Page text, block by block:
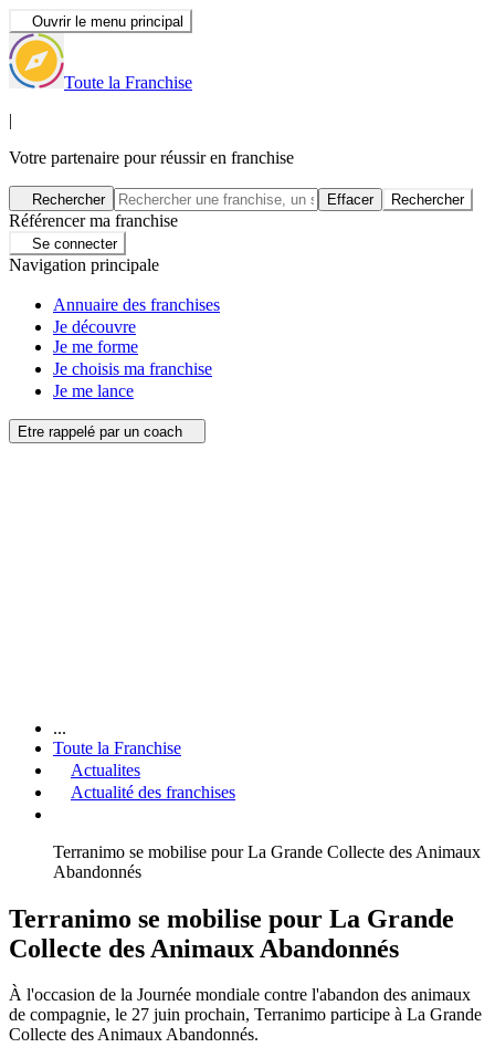
Ouvrir le menu principal
Toute la Franchise
|
Votre partenaire pour réussir en franchise
Rechercher Effacer Rechercher
Référencer ma franchise
Se connecter
Navigation principale
Annuaire des franchises
Je découvre
Je me forme
Je choisis ma franchise
Je me lance
Etre rappelé par un coach
...
Toute la Franchise
Actualites
Actualité des franchises
Terranimo se mobilise pour La Grande Collecte des Animaux
Abandonnés
Terranimo se mobilise pour La Grande
Collecte des Animaux Abandonnés
À l'occasion de la Journée mondiale contre l'abandon des animaux
de compagnie, le 27 juin prochain, Terranimo participe à La Grande
Collecte des Animaux Abandonnés.